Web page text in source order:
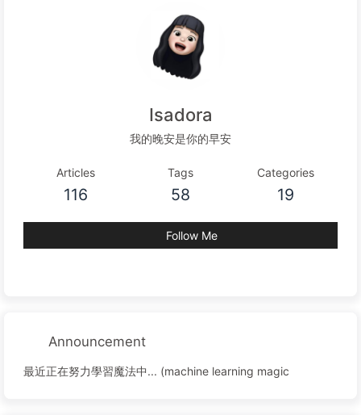
Isadora
我的晚安是你的早安
Articles
116
Tags
58
Categories
19
Follow Me
Announcement
最近正在努力學習魔法中... (machine learning magic